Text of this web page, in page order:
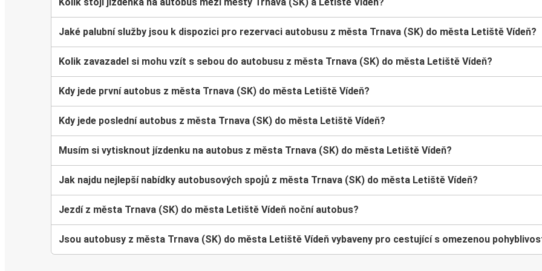
Jaké palubní služby jsou k dispozici pro rezervaci autobusu z města Trnava (SK) do města Letiště Vídeň?
Kolik zavazadel si mohu vzít s sebou do autobusu z města Trnava (SK) do města Letiště Vídeň?
Kdy jede první autobus z města Trnava (SK) do města Letiště Vídeň?
Kdy jede poslední autobus z města Trnava (SK) do města Letiště Vídeň?
Musím si vytisknout jízdenku na autobus z města Trnava (SK) do města Letiště Vídeň?
Jak najdu nejlepší nabídky autobusových spojů z města Trnava (SK) do města Letiště Vídeň?
Jezdí z města Trnava (SK) do města Letiště Vídeň noční autobus?
Jsou autobusy z města Trnava (SK) do města Letiště Vídeň vybaveny pro cestující s omezenou